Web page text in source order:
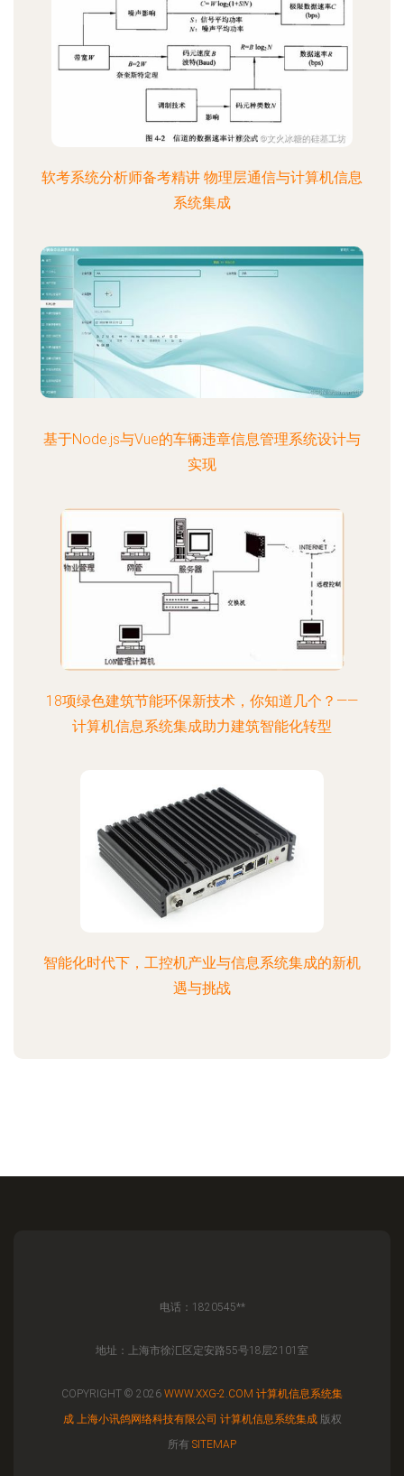
软考系统分析师备考精讲 物理层通信与计算机信息
系统集成
基于Node.js与Vue的车辆违章信息管理系统设计与
实现
18项绿色建筑节能环保新技术，你知道几个？——
计算机信息系统集成助力建筑智能化转型
智能化时代下，工控机产业与信息系统集成的新机
遇与挑战
电话：1820545**
地址：上海市徐汇区定安路55号18层2101室
COPYRIGHT © 2026 WWW.XXG-2.COM 计算机信息系统集
成 上海小讯鸽网络科技有限公司 计算机信息系统集成版权
所有 SITEMAP